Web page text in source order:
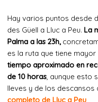
Hay varios puntos desde
des Güell a Lluc a Peu. La
Palma a las 23h,
es la ruta que tiene
tiempo aproximado en
de 10 horas, aunque esto
lleves y de los descansos
completo de Lluc a Peu